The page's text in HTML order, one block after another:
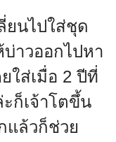
ยนไปใส่ชุด
าวออกไปหา
ใส่เมื่อ 2 ปีที่
ก็เจ้าโตขึ้น
แล้วก็ช่วย